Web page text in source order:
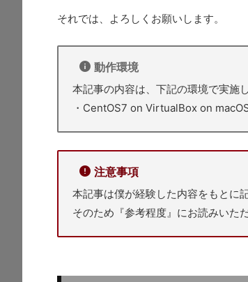
それでは、よろしくお願いします。
動作環境
本記事の内容は、下記の環境で実施
・CentOS7 on VirtualBox on
注意事項
本記事は僕が経験した内容をもとに
そのため『参考程度』にお読みいた